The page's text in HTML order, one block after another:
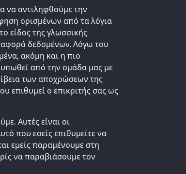
να αντιληφθούμε την
ορισμένων από τα λόγια
είδος της γλωσσικής
δεδομένων. Λόγω του
ακόμη και η πιο
από την ομάδα μας με
των αποχρώσεων της
επιθυμεί ο επικριτής σας ως
Αυτές είναι οι
που εσείς επιθυμείτε να
εμείς παραμένουμε στη
να παραβιάσουμε τον